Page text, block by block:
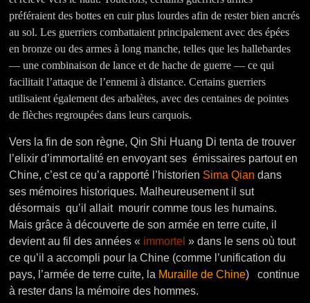
préféraient des bottes en cuir plus lourdes afin de rester bien ancrés
au sol. Les guerriers combattaient principalement avec des épées
en bronze ou des armes à long manche, telles que les hallebardes
— une combinaison de lance et de hache de guerre — ce qui
facilitait l’attaque de l’ennemi à distance. Certains guerriers
utilisaient également des arbalètes, avec des centaines de pointes
de flèches regroupées dans leurs carquois.
Vers la fin de son règne, Qin Shi Huang Di tenta de trouver
l’elixir d’immortalité en envoyant ses émissaires partout en
Chine, c’est ce qu’a rapporté l’historien Sima Qian dans
ses mémoires historiques. Malheureusement il sut
désormais qu’il allait mourir comme tous les humains.
Mais grâce à découverte de son armée en terre cuite, il
devient au fil des années « immortel » dans le sens où tout
ce qu’il a accompli pour la Chine (comme l’unification du
pays, l’armée de terre cuite, la Muraille de Chine) continue
à rester dans la mémoire des hommes.